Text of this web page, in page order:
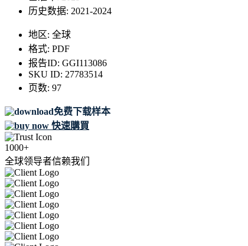
历史数据: 2021-2024
地区: 全球
格式: PDF
报告ID: GGI113086
SKU ID: 27783514
页数: 97
免费下载样本
快速購買
1000+
全球领导者信赖我们